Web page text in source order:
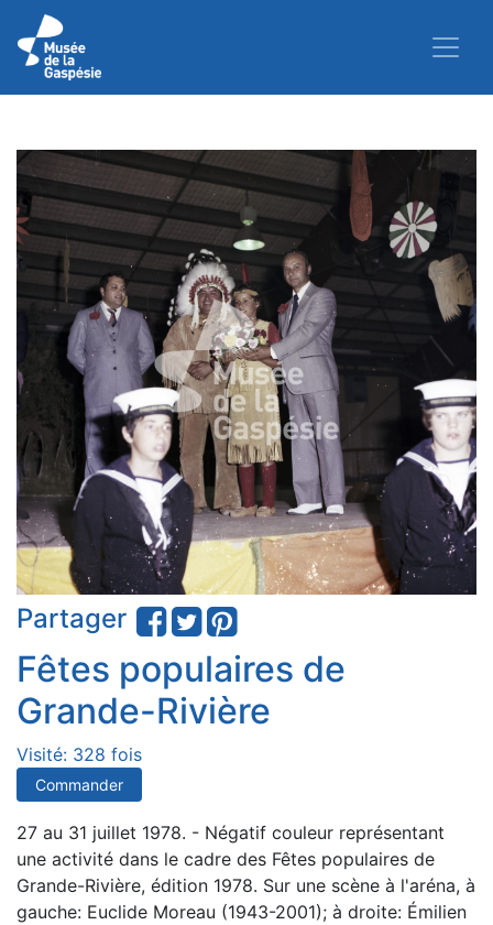
Partager
Fêtes populaires de
Grande-Rivière
Visité: 328 fois
Commander
27 au 31 juillet 1978. - Négatif couleur représentant
une activité dans le cadre des Fêtes populaires de
Grande-Rivière, édition 1978. Sur une scène à l'aréna, à
gauche: Euclide Moreau (1943-2001); à droite: Émilien